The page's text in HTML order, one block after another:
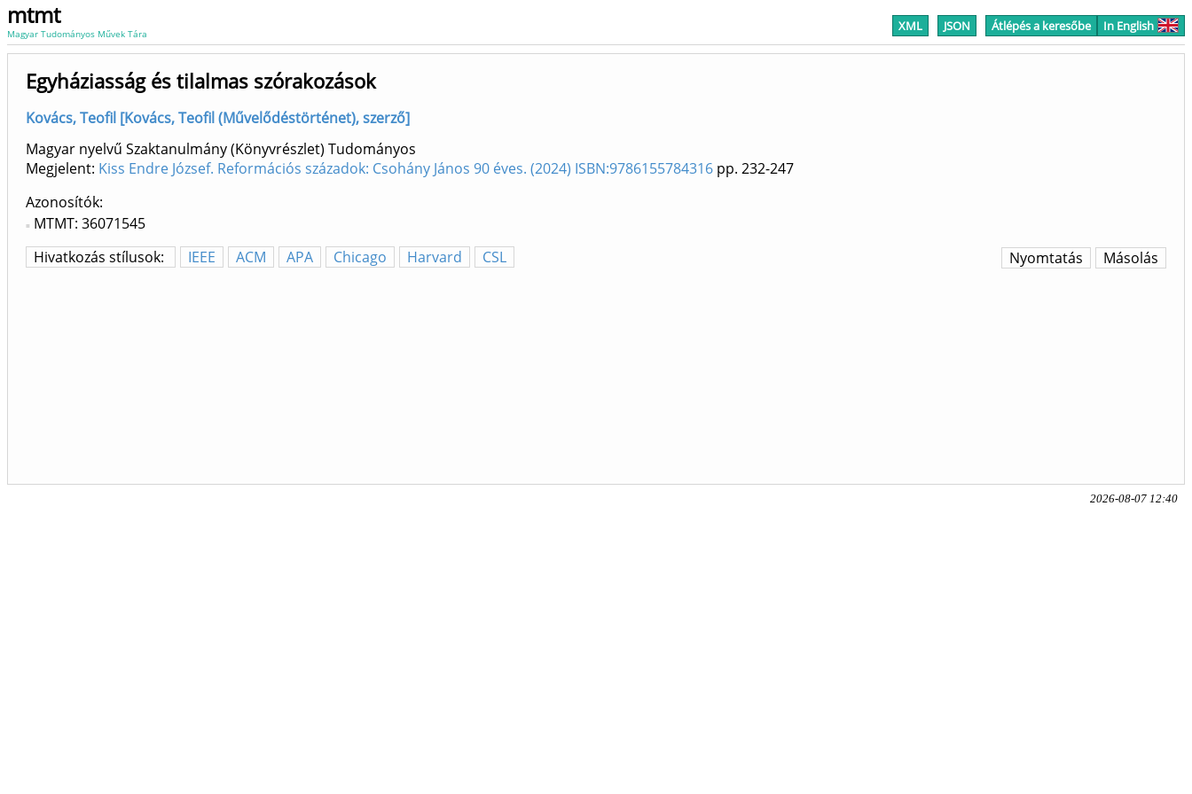
mtmt
Magyar Tudományos Művek Tára XML JSON Átlépés a keresőbe In English
Egyháziasság és tilalmas szórakozások
Kovács, Teofil [Kovács, Teofil (Művelődéstörténet), szerző]
Magyar nyelvű Szaktanulmány (Könyvrészlet) Tudományos
Megjelent: Kiss Endre József. Reformációs századok: Csohány János 90 éves. (2024) ISBN:9786155784316 pp. 232-247
Azonosítók
MTMT: 36071545
Hivatkozás stílusok:
IEEE ACM APA Chicago Harvard CSL Másolás
Nyomtatás
2026-08-07 12:40